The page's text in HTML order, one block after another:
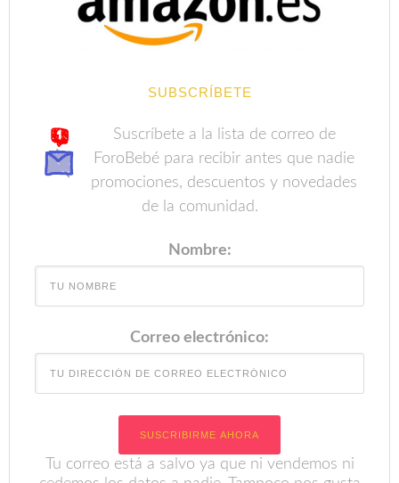
SUBSCRÍBETE
Suscríbete a la lista de correo de
ForoBebé para recibir antes que nadie
promociones, descuentos y novedades
de la comunidad.
Nombre:
Correo electrónico:
Tu correo está a salvo ya que ni vendemos ni